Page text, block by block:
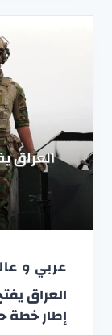
عربي و
العراق
إطار خطة